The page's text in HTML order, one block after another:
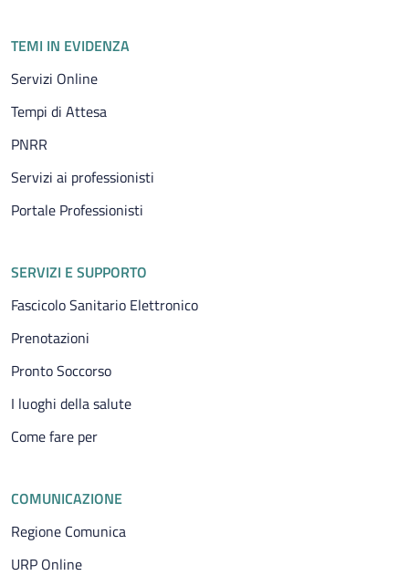
TEMI IN EVIDENZA
Servizi Online
Tempi di Attesa
PNRR
Servizi ai professionisti
Portale Professionisti
SERVIZI E SUPPORTO
Fascicolo Sanitario Elettronico
Prenotazioni
Pronto Soccorso
I luoghi della salute
Come fare per
COMUNICAZIONE
Regione Comunica
URP Online